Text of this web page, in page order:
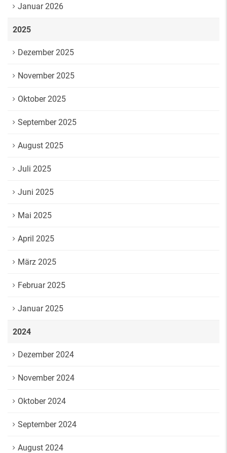
Januar 2026
2025
Dezember 2025
November 2025
Oktober 2025
September 2025
August 2025
Juli 2025
Juni 2025
Mai 2025
April 2025
März 2025
Februar 2025
Januar 2025
2024
Dezember 2024
November 2024
Oktober 2024
September 2024
August 2024